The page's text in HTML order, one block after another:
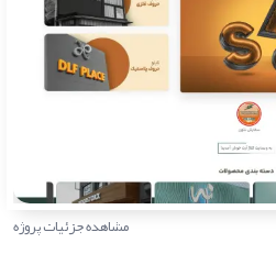
مشاهده جزئیات پروژه